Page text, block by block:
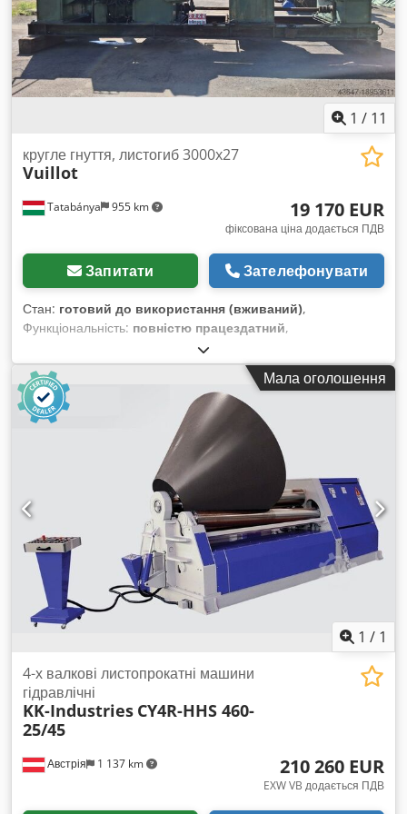
1 / 11
Tatabánya 955 km
кругле гнуття, листогиб 3000x27
Vuillot
19 170 EUR
фіксована ціна додається ПДВ
Запитати Зателефонувати
Стан: готовий до використання (вживаний),
Функціональність: повністю працездатний,
Вальцювальний верстат для листового металу, довжина
згину 3000 мм, H. Vuillot 3000 мм, вживана машина
Dodswcqpnopfx Aa Dokr Виробник: H. Vuillot
Максимальний розмір листа: 3000 x 27 мм Діаметр
верхнього вала: Ø445 мм Діаметр нижнього вала: Ø330 мм
Мала оголошення
1 / 1
Австрія 1 137 km
4-х валкові листопрокатні машини
гідравлічні
KK-Industries CY4R-HHS 460-
25/45
210 260 EUR
EXW VB додається ПДВ